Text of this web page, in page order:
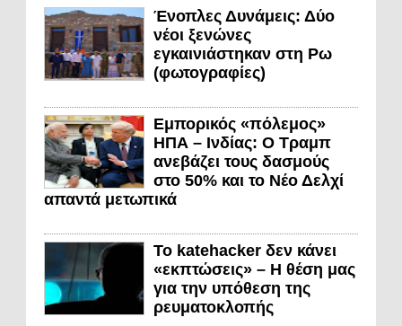
Ένοπλες Δυνάμεις: Δύο
νέοι ξενώνες
εγκαινιάστηκαν στη Ρω
(φωτογραφίες)
Εμπορικός «πόλεμος»
ΗΠΑ – Ινδίας: Ο Τραμπ
ανεβάζει τους δασμούς
στο 50% και το Νέο Δελχί
απαντά μετωπικά
Το katehacker δεν κάνει
«εκπτώσεις» – Η θέση μας
για την υπόθεση της
ρευματοκλοπής